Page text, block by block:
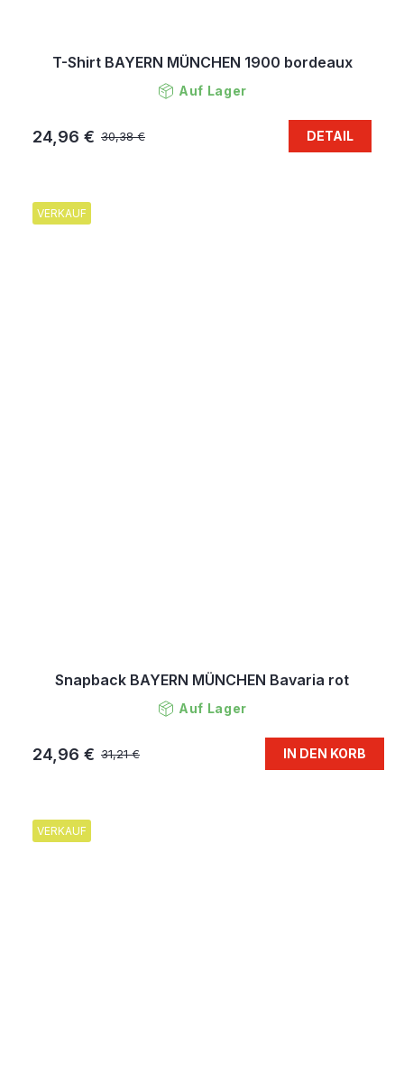
T-Shirt BAYERN MÜNCHEN 1900 bordeaux
Auf Lager
30,38 €
24,96 € DETAIL
VERKAUF
Snapback BAYERN MÜNCHEN Bavaria rot
Auf Lager
31,21 €
24,96 € IN DEN KORB
VERKAUF